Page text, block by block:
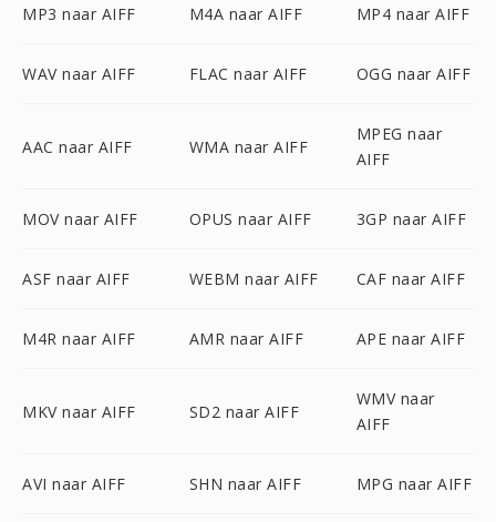
MP3 naar AIFF M4A naar AIFF MP4 naar AIFF
WAV naar AIFF FLAC naar AIFF OGG naar AIFF
AAC naar AIFF WMA naar AIFF
MPEG naar
AIFF
MOV naar AIFF OPUS naar AIFF 3GP naar AIFF
ASF naar AIFF WEBM naar AIFF CAF naar AIFF
M4R naar AIFF AMR naar AIFF APE naar AIFF
MKV naar AIFF SD2 naar AIFF
WMV naar
AIFF
AVI naar AIFF SHN naar AIFF MPG naar AIFF